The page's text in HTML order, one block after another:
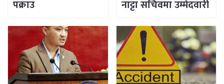
पक्राउ नाट्टा सचिवमा उम्मेदवारी